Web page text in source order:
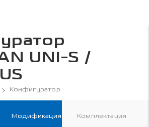
UNI-S /
Конфигуратор
Модификация Комплектация